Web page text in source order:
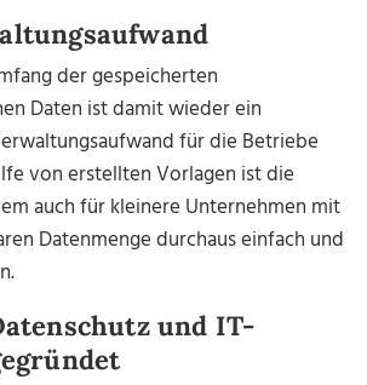
der gespeicherten
Daten ist damit wieder ein
für die Betriebe
von erstellten Vorlagen ist die
auch für kleinere Unternehmen mit
Datenmenge durchaus einfach und
und IT-